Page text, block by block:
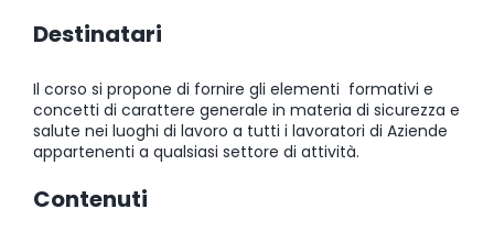
Destinatari
Il corso si propone di fornire gli elementi formativi e
concetti di carattere generale in materia di sicurezza e
salute nei luoghi di lavoro a tutti i lavoratori di Aziende
appartenenti a qualsiasi settore di attività.
Contenuti